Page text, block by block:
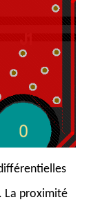
La proximité